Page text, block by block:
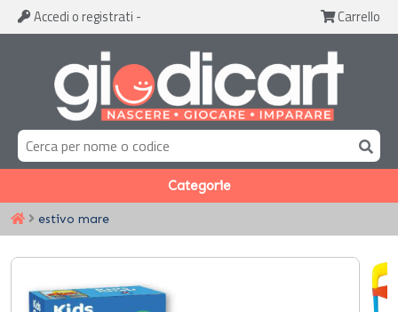
Accedi o registrati - Carrello
Categorie
estivo mare